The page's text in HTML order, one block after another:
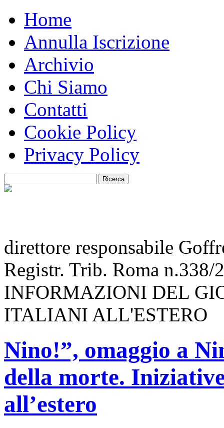
Home
Annulla Iscrizione
Archivio
Chi Siamo
Contatti
Cookie Policy
Privacy Policy
direttore responsabile
Registr. Trib. Roma n.338/
INFORMAZIONI DEL
ITALIANI ALL'ESTERO
Nino!”, omaggio a
della morte.
all’estero